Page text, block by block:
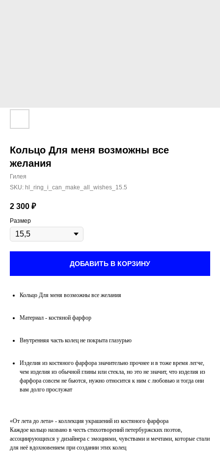
Кольцо Для меня возможны все
желания
Гилея
SKU: hl_ring_i_can_make_all_wishes_15.5
2 300 ₽
Размер
ДОБАВИТЬ В КОРЗИНУ
Кольцо Для меня возможны все желания
Материал - костяной фарфор
Внутренняя часть колец не покрыта глазурью
Изделия из костяного фарфора значительно прочнее и в тоже время легче,
чем изделия из обычной глины или стекла, но это не значит, что изделия из
фарфора совсем не бьются, нужно относится к ним с любовью и тогда они
вам долго прослужат
«От лета до лета» - коллекция украшений из костяного фарфора
Каждое кольцо названо в честь стихотворений петербуржских поэтов,
ассоциирующихся у дизайнера с эмоциями, чувствами и мечтами, которые стали
для неё вдохновением при создании этих колец